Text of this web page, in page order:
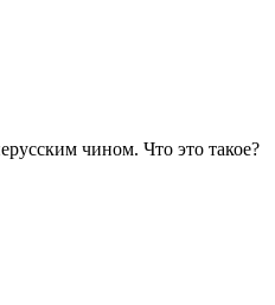
чином. Что это такое?